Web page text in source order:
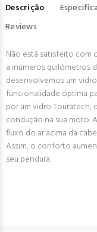
Descrição
Reviews
Não está satisfeito com
a inúmeros quilómetros
desenvolvemos um
funcionalidade óptima
por um vidro Touratech,
condução na sua moto.
fluxo do ar acima da
Assim, o conforto
seu pendura.